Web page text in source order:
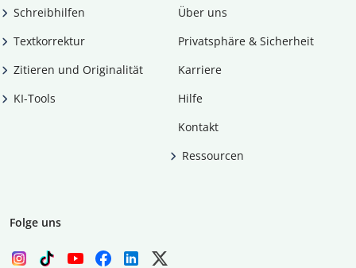
Schreibhilfen
Textkorrektur
Zitieren und Originalität
KI-Tools
Über uns
Privatsphäre & Sicherheit
Karriere
Hilfe
Kontakt
Ressourcen
Folge uns